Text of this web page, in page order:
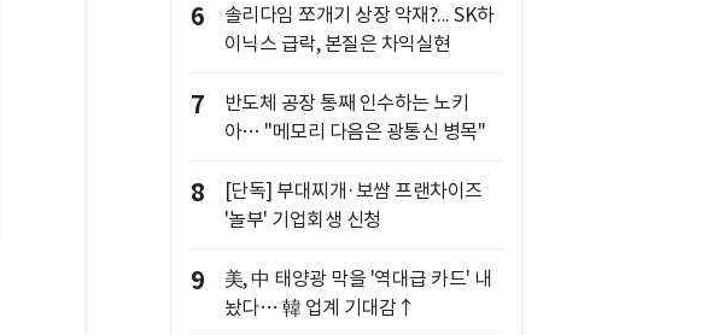
6
솔리다임 쪼개기 상장 악재?... SK하
이닉스 급락, 본질은 차익실현
7
반도체 공장 통째 인수하는 노키
아… "메모리 다음은 광통신 병목"
8
[단독] 부대찌개·보쌈 프랜차이즈
'놀부' 기업회생 신청
9
美, 中 태양광 막을 '역대급 카드' 내
놨다… 韓 업계 기대감↑